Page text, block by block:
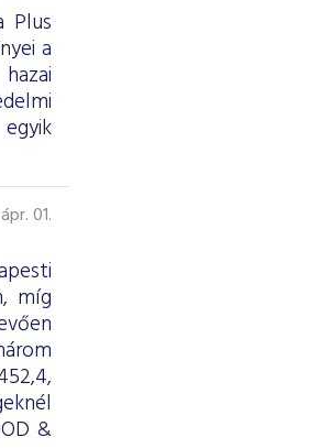
Plus
a
01.
míg
&